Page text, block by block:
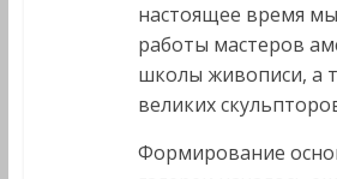
настоящее время
работы мастеров
школы живописи, а
великих
Формирование